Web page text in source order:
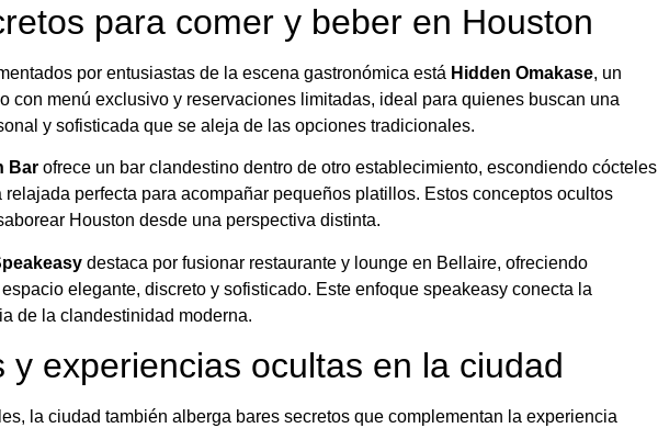
para comer y beber en Houston
por entusiastas de la escena gastronómica está Hidden Omakase, un
con menú exclusivo y reservaciones limitadas, ideal para quienes buscan una
y sofisticada que se aleja de las opciones tradicionales.
Bar ofrece un bar clandestino dentro de otro establecimiento, escondiendo cócteles
relajada perfecta para acompañar pequeños platillos. Estos conceptos ocultos
Houston desde una perspectiva distinta.
destaca por fusionar restaurante y lounge en Bellaire, ofreciendo
elegante, discreto y sofisticado. Este enfoque speakeasy conecta la
de la clandestinidad moderna.
y experiencias ocultas en la ciudad
la ciudad también alberga bares secretos que complementan la experiencia